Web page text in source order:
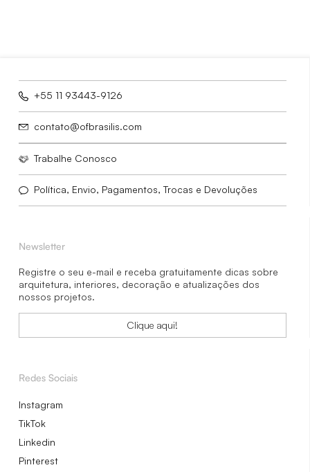
+55 11 93443-9126
contato@ofbrasilis.com
Trabalhe Conosco
Política, Envio, Pagamentos, Trocas e Devoluções
Newsletter
Registre o seu e-mail e receba gratuitamente dicas sobre
arquitetura, interiores, decoração e atualizações dos
nossos projetos.
Clique aqui!
Redes Sociais
Instagram
TikTok
Linkedin
Pinterest